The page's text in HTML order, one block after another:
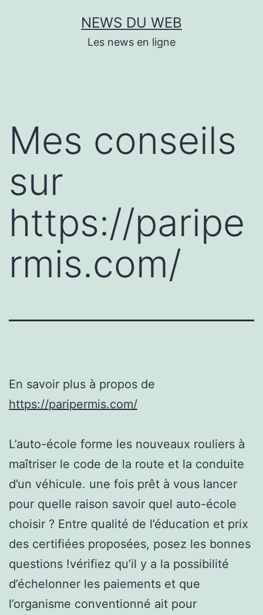
NEWS DU WEB
Les news en ligne
Mes conseils
sur
https://paripe
rmis.com/
En savoir plus à propos de
https://paripermis.com/
L’auto-école forme les nouveaux rouliers à
maîtriser le code de la route et la conduite
d’un véhicule. une fois prêt à vous lancer
pour quelle raison savoir quel auto-école
choisir ? Entre qualité de l’éducation et prix
des certifiées proposées, posez les bonnes
questions !vérifiez qu’il y a la possibilité
d’échelonner les paiements et que
l’organisme conventionné ait pour